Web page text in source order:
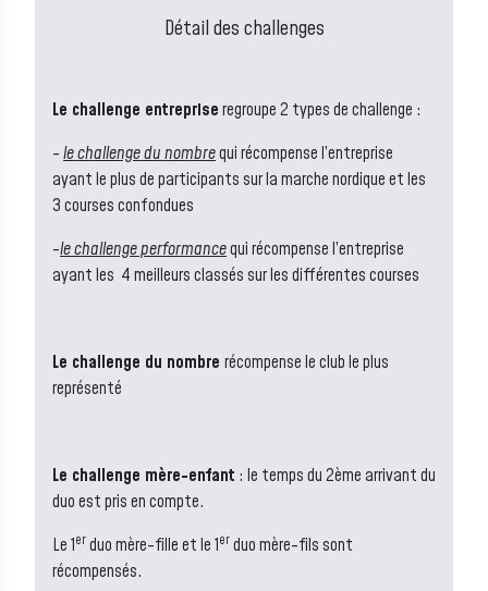
Détail des challenges
Le challenge entrepriseregroupe 2 types de challenge :
-le challenge du nombrequi récompense l’entreprise
ayant le plus de participants sur la marche nordique et les
3 courses confondues
-le challenge performancequi récompense l’entreprise
ayant les 4 meilleurs classés sur les différentes courses
Le challenge du nombre récompense le club le plus
représenté
Le challenge mère-enfant : le temps du 2ème arrivant du
duo est pris en compte.
Le 1erduo mère-fille et le 1erduo mère-fils sont
récompensés.